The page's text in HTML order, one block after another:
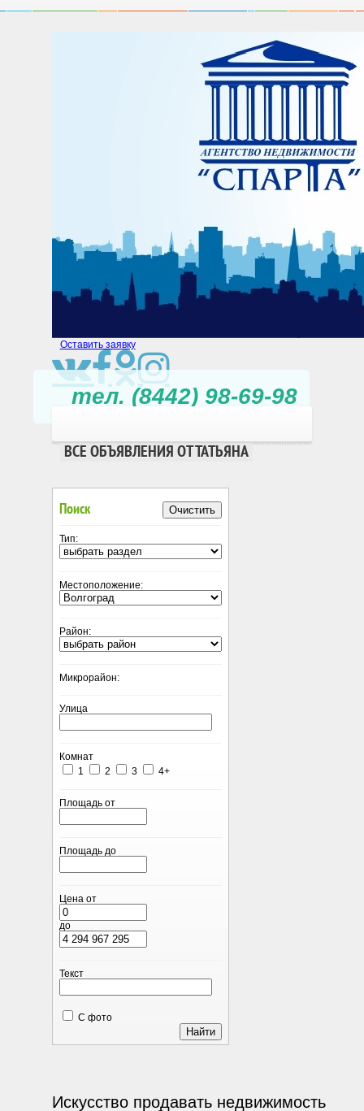
Оставить заявку
тел. (8442) 98-69-98
ВСЕ ОБЪЯВЛЕНИЯ ОТ ТАТЬЯНА
Поиск Очистить
Тип:
Местоположение:
Район:
Микрорайон:
Улица
Комнат
1
2 3 4+
Площадь от
Площадь до
Цена от
до
Текст
С фото
Искусство продавать недвижимость